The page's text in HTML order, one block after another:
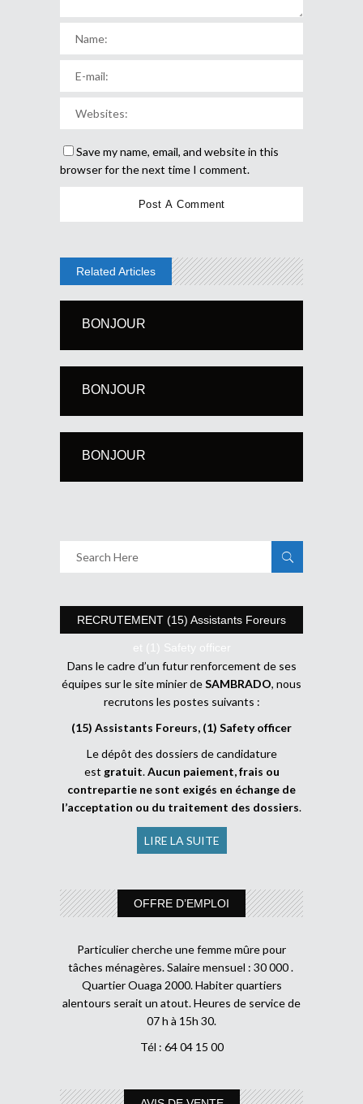
Save my name, email, and website in this
browser for the next time I comment.
Related Articles
BONJOUR
BONJOUR
BONJOUR
RECRUTEMENT (15) Assistants Foreurs
et (1) Safety officer
Dans le cadre d’un futur renforcement de ses
équipes sur le site minier deSAMBRADO, nous
recrutons les postes suivants :
(15) Assistants Foreurs, (1) Safety officer
Le dépôt des dossiers de candidature
est gratuit.Aucun paiement, frais ou
contrepartie ne sont exigés en échange de
l’acceptation ou du traitement des dossiers.
LIRE LA SUITE
OFFRE D’EMPLOI
Particulier cherche une femme mûre pour
tâches ménagères. Salaire mensuel : 30 000 .
Quartier Ouaga 2000. Habiter quartiers
alentours serait un atout. Heures de service de
07 h à 15h 30.
Tél : 64 04 15 00